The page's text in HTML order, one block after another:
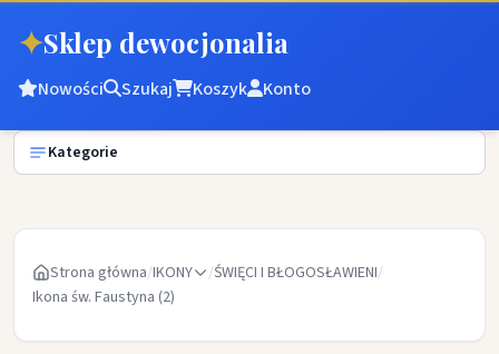
✦Sklep dewocjonalia
Nowości Szukaj Koszyk Konto
Kategorie
Strona główna/IKONY /ŚWIĘCI I BŁOGOSŁAWIENI/
Ikona św. Faustyna (2)